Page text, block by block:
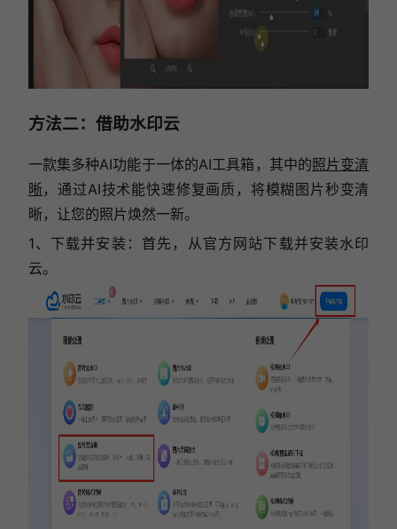
方法二：借助水印云
一款集多种AI功能于一体的AI工具箱，其中的照片变清
晰，通过AI技术能快速修复画质，将模糊图片秒变清
晰，让您的照片焕然一新。
1、下载并安装：首先，从官方网站下载并安装水印
云。